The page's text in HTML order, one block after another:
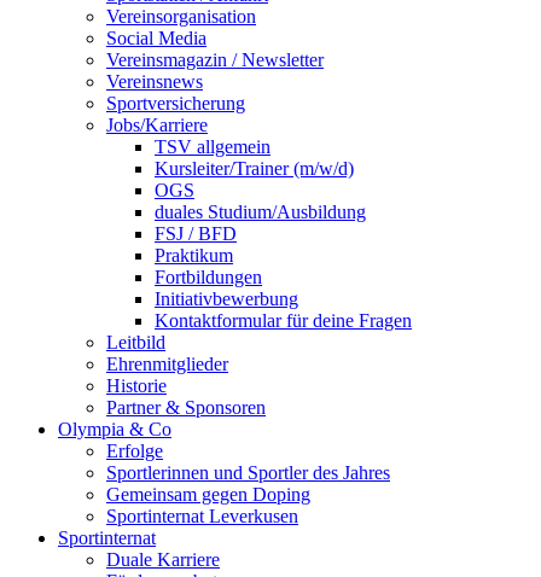
Vereinsorganisation
Social Media
Vereinsmagazin / Newsletter
Vereinsnews
Sportversicherung
Jobs/Karriere
TSV allgemein
Kursleiter/Trainer (m/w/d)
OGS
duales Studium/Ausbildung
FSJ / BFD
Praktikum
Fortbildungen
Initiativbewerbung
Kontaktformular für deine Fragen
Leitbild
Ehrenmitglieder
Historie
Partner & Sponsoren
Olympia & Co
Erfolge
Sportlerinnen und Sportler des Jahres
Gemeinsam gegen Doping
Sportinternat Leverkusen
Sportinternat
Duale Karriere